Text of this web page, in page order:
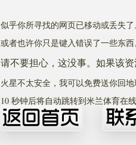
似乎你所寻找的网页已移动或丢失了。
或者也许你只是键入错误了一些东西。
请不要担心，这没事。如果该
火星不太安全，我可以免费送你回地
10秒钟后将自动跳转到米兰体育在线